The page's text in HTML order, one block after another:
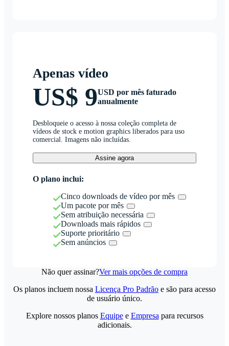
Apenas vídeo
US$ 9USD por mês faturado
anualmente
Desbloqueie o acesso à nossa coleção completa de
vídeos de stock e motion graphics liberados para uso
comercial. Imagens não incluídas.
Assine agora
O plano inclui:
Cinco downloads de vídeo por mês
Um pacote por mês
Sem atribuição necessária
Downloads mais rápidos
Suporte prioritário
Sem anúncios
Não quer assinar?Ver mais opções de compra
Os planos incluem nossa Licença Pro Padrão e são para acesso
de usuário único.
Explore nossos planos Equipee Empresa para recursos
adicionais.